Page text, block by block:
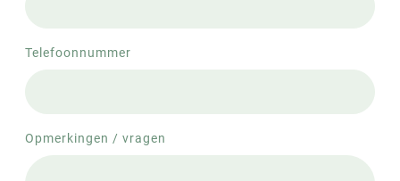
Telefoonnummer
Opmerkingen / vragen